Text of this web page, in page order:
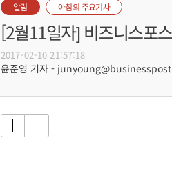
알림 아침의 주요기사
[2월11일자] 비즈니스포
2017-02-10 21:57:18
윤준영 기자 -